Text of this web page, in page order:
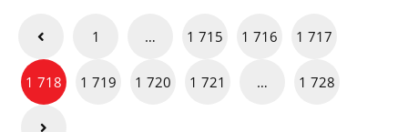
Pagination
des
publications
1 … 1 715 1 716 1 717
1 718 1 719 1 720 1 721 … 1 728